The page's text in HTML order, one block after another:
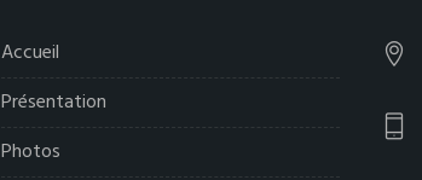
Accueil
Présentation
Photos